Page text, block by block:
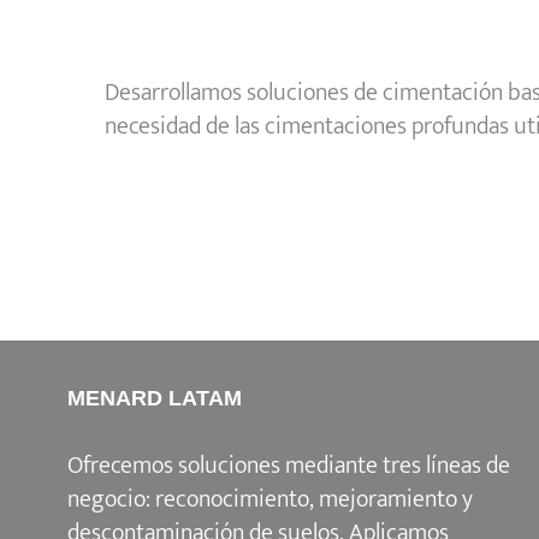
Desarrollamos soluciones de cimentación
necesidad de las cimentaciones profundas
MENARD LATAM
Ofrecemos soluciones mediante tres líneas de
negocio: reconocimiento, mejoramiento y